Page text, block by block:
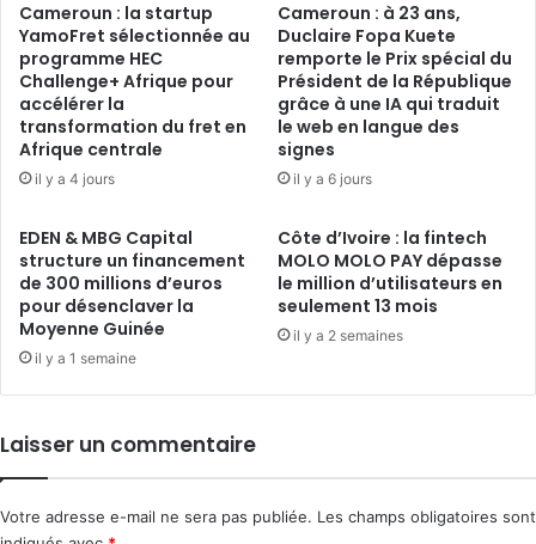
Cameroun : la startup
YamoFret sélectionnée au
programme HEC
Challenge+ Afrique pour
accélérer la
transformation du fret en
Afrique centrale
il y a 4 jours
Cameroun : à 23 ans,
Duclaire Fopa Kuete
remporte le Prix spécial du
Président de la République
grâce à une IA qui traduit
le web en langue des
signes
il y a 6 jours
EDEN & MBG Capital
structure un financement
de 300 millions d’euros
pour désenclaver la
Moyenne Guinée
il y a 1 semaine
Côte d’Ivoire : la fintech
MOLO MOLO PAY dépasse
le million d’utilisateurs en
seulement 13 mois
il y a 2 semaines
Laisser un commentaire
Votre adresse e-mail ne sera pas publiée. Les champs obligatoires sont